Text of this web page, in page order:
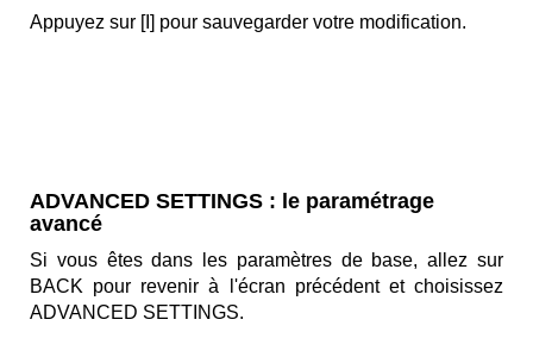
Appuyez sur [I] pour sauvegarder votre modification.
ADVANCED SETTINGS : le paramétrage
avancé
Si vous êtes dans les paramètres de base, allez sur
BACK pour revenir à l'écran précédent et choisissez
ADVANCED SETTINGS.